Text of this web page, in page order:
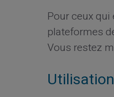
Pour ceux
plateformes
Vous restez